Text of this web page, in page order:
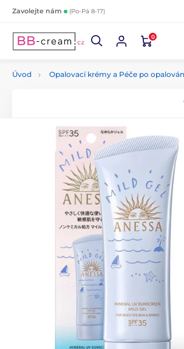
Zavolejte nám (Po-Pá 8-17)
0
Úvod Opalovací krémy a Péče po